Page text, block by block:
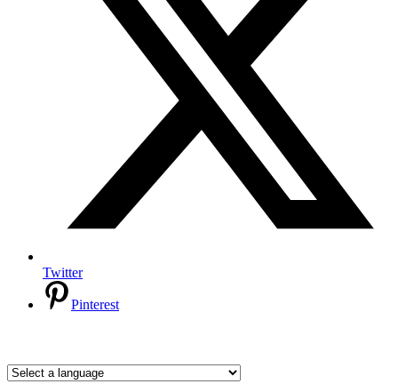
Twitter
Pinterest